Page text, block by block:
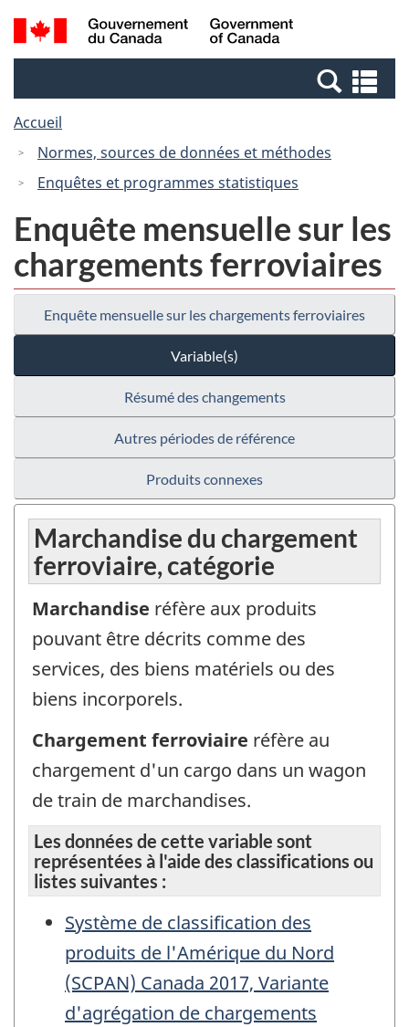
Passer
au
Passer
à
Canada
Recherche
et
et
Accueil
Normes, sources de données et méthodes
Enquêtes et programmes statistiques
Enquête mensuelle sur les
chargements ferroviaires
Enquête mensuelle sur les chargements ferroviaires
Variable(s)
Résumé des changements
Autres périodes de référence
Produits connexes
Marchandise du chargement
ferroviaire, catégorie
Marchandise réfère aux produits
pouvant être décrits comme des
services, des biens matériels ou des
biens incorporels.
Chargement ferroviaire réfère au
chargement d'un cargo dans un wagon
de train de marchandises.
Les données de cette variable sont
représentées à l'aide des classifications ou
listes suivantes :
Système de classification des
produits de l'Amérique du Nord
(SCPAN) Canada 2017, Variante
d'agrégation de chargements